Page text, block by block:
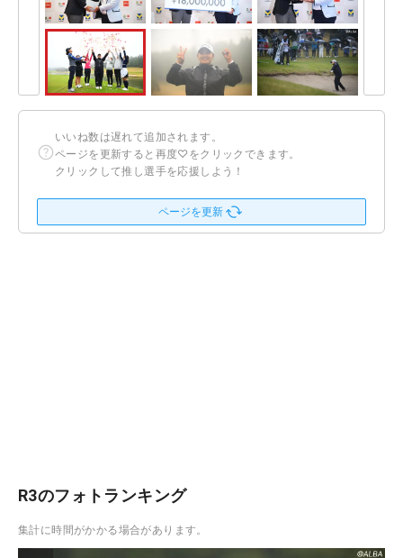
いいね数は遅れて追加されます。
ページを更新すると再度♡をクリックできます。
クリックして推し選手を応援しよう！
ページを更新
R3のフォトランキング
集計に時間がかかる場合があります。